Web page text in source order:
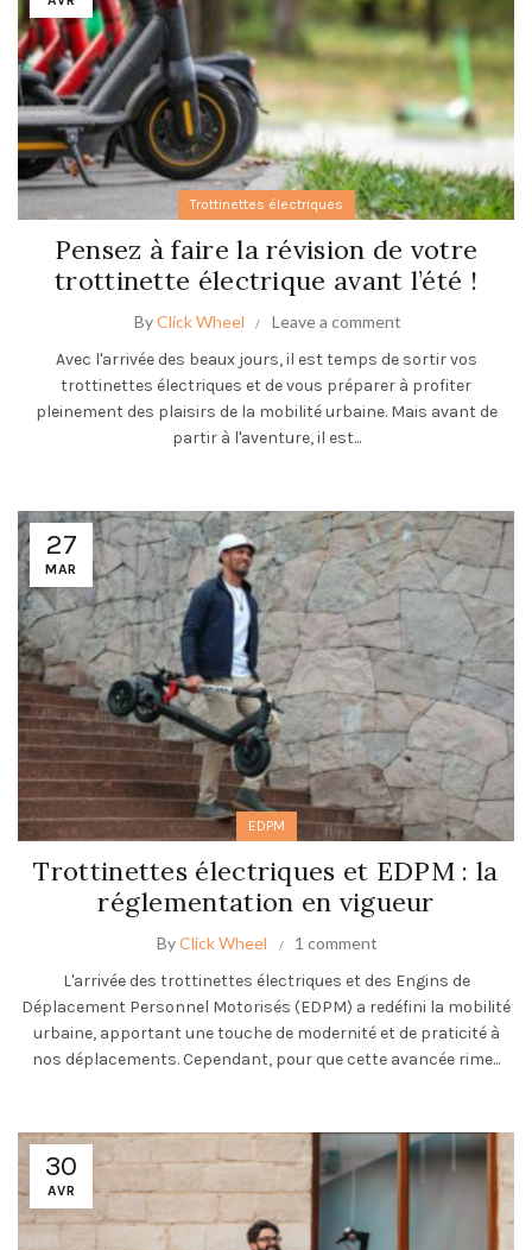
Trottinettes électriques
Pensez à faire la révision de votre
trottinette électrique avant l’été !
ByClick Wheel
Leave a comment
Avec l'arrivée des beaux jours, il est temps de sortir vos
trottinettes électriques et de vous préparer à profiter
pleinement des plaisirs de la mobilité urbaine. Mais avant de
partir à l'aventure, il est...
27
MAR
EDPM
Trottinettes électriques et EDPM : la
réglementation en vigueur
ByClick Wheel
1 comment
L'arrivée des trottinettes électriques et des Engins de
Déplacement Personnel Motorisés (EDPM) a redéfini la mobilité
urbaine, apportant une touche de modernité et de praticité à
nos déplacements. Cependant, pour que cette avancée rime...
30
AVR